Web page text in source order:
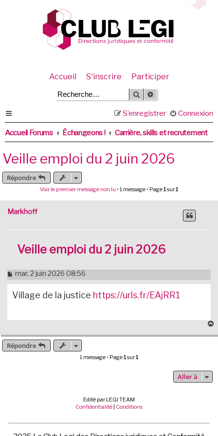
Accueil S'inscrire Participer
Rechercher
Connexion
S’enregistrer
Accueil Forums Échangeons ! Carrière, skills et recrutement
Veille emploi du 2 juin 2026
Répondre
Voir le premier message non lu • 1 message • Page1sur1
Markhoff
Veille emploi du 2 juin 2026
M
e
s
e
o
n
l
mar. 2 juin 2026 08:56
Village de la justice https://urls.fr/EAjRR1
u
Répondre
1 message • Page1sur1
Aller à
Edité par LEGI TEAM
Confidentialité Conditions